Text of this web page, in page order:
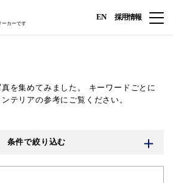
ーカーです
EN 採用情報
を集めてみました。
キーワードごとに
テリアの参考にご覧ください。
条件で絞り込む